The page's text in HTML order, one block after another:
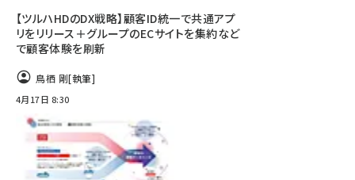
【ツルハHDのDX戦略】顧客ID統一で共通アプ
リをリリース＋グループのECサイトを集約など
で顧客体験を刷新
鳥栖 剛[執筆]
4月17日 8:30